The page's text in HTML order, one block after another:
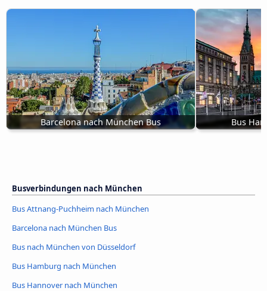
Barcelona nach München Bus Bus
Busverbindungen nach München
Bus Attnang-Puchheim nach München
Barcelona nach München Bus
Bus nach München von Düsseldorf
Bus Hamburg nach München
Bus Hannover nach München